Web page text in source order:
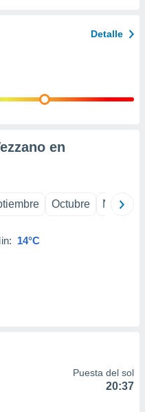
Detalle
en
Octubre
14°C
Puesta del sol
20:37